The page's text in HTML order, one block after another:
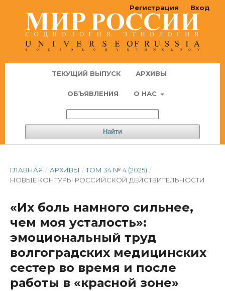
ТЕКУЩИЙ ВЫПУСК АРХИВЫ
ОБЪЯВЛЕНИЯ О НАС
Найти
Регистрация Вход
ГЛАВНАЯ / АРХИВЫ / ТОМ 34 № 4 (2025) /
НОВЫЕ КОНТУРЫ РОССИЙСКОЙ ДЕЙСТВИТЕЛЬНОСТИ
«Их боль намного сильнее,
чем моя усталость»:
эмоциональный труд
волгоградских медицинских
сестер во время и после
работы в «красной зоне»